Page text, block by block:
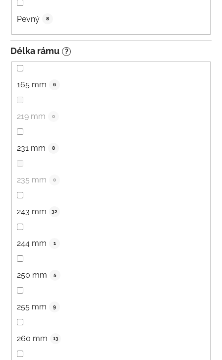
Pevný 8
Délka rámu ?
165 mm 6
219 mm 0
231 mm 8
235 mm 0
243 mm 32
244 mm 1
250 mm 5
255 mm 9
260 mm 13